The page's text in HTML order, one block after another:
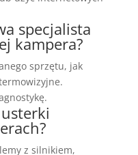
specjalista
kampera?
sprzętu, jak
usterki
z silnikiem,